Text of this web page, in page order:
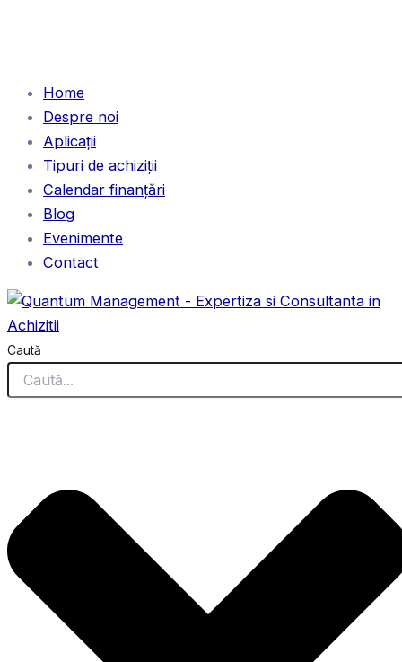
Home
Despre noi
Aplicații
Tipuri de achiziții
Calendar finanțări
Blog
Evenimente
Contact
Caută